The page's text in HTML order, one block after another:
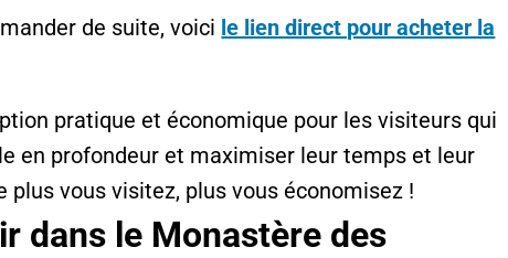
de suite, voici le lien direct pour acheter la
pratique et économique pour les visiteurs qui
en profondeur et maximiser leur temps et leur
plus vous visitez, plus vous économisez !
dans le Monastère des